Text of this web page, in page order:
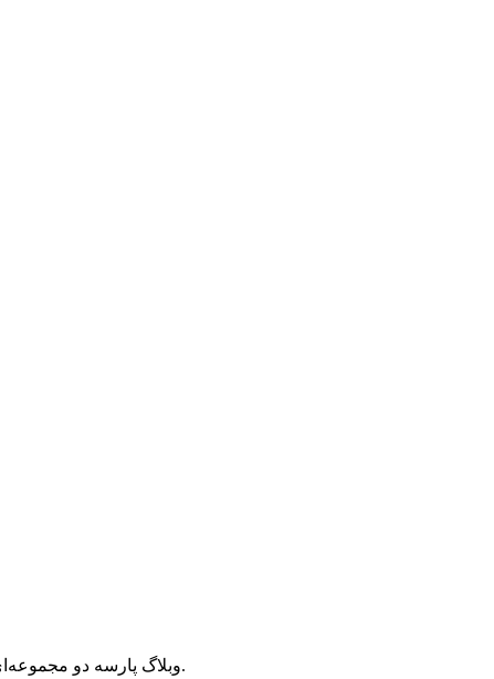
وبلاگ پارسه دو مجموعه‌ای از مقالات آموزش وردپرس، افزونه وردپرس، هاست و دامنه، سئو و بهینه سازی است که سعی دارد بهترین مقالات در این زمینه ارائه دهد.